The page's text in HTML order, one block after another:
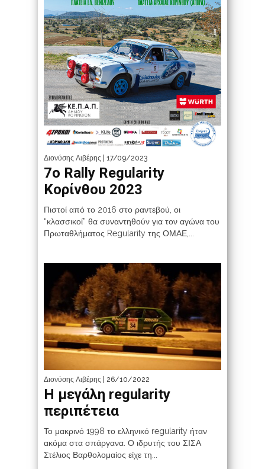
Διονύσης Λιβέρης | 17/09/2023
7ο Rally Regularity
Κορίνθου 2023
Πιστοί από το 2016 στο ραντεβού, οι
“κλασσικοί” θα συναντηθούν για τον αγώνα του
Πρωταθλήματος Regularity της ΟΜΑΕ,...
Διονύσης Λιβέρης | 26/10/2022
Η μεγάλη regularity
περιπέτεια
Το μακρινό 1998 το ελληνικό regularity ήταν
ακόμα στα σπάργανα. Ο ιδρυτής του ΣΙΣΑ
Στέλιος Βαρθολομαίος είχε τη...